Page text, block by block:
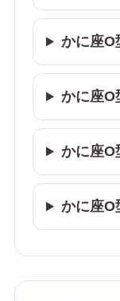
かに座O
かに座O
かに座O
かに座O